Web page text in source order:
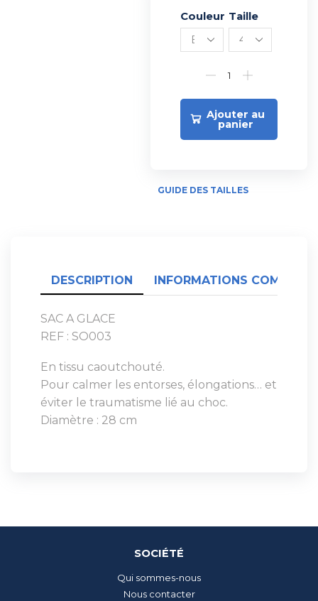
Couleur Taille
Ajouter au
panier
Alternative:
GUIDE DES TAILLES
DESCRIPTION INFORMATIONS
SAC A GLACE
REF : SO003
En tissu caoutchouté.
Pour calmer les entorses, élongations… et
éviter le traumatisme lié au choc.
Diamètre : 28 cm
SOCIÉTÉ
Qui sommes-nous
Nous contacter